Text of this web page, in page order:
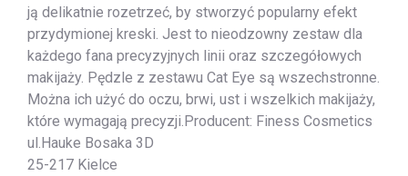
ją delikatnie rozetrzeć, by stworzyć popularny efekt
przydymionej kreski. Jest to nieodzowny zestaw dla
każdego fana precyzyjnych linii oraz szczegółowych
makijaży. Pędzle z zestawu Cat Eye są wszechstronne.
Można ich użyć do oczu, brwi, ust i wszelkich makijaży,
które wymagają precyzji.Producent: Finess Cosmetics
ul.Hauke Bosaka 3D
25-217 Kielce